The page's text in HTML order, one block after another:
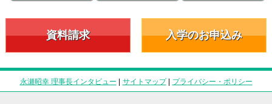
資料請求 入学のお申込み
永瀬昭幸 理事長インタビュー | サイトマップ| プライバシー・ポリシー